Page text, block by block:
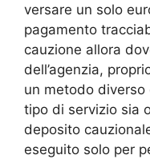
versare un solo
pagamento
cauzione allora
dell’agenzia,
un metodo
tipo di servizio sia
deposito
eseguito solo per